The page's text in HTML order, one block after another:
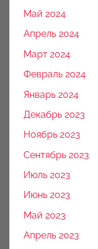
Май 2024
Апрель 2024
Март 2024
Февраль 2024
Январь 2024
Декабрь 2023
Ноябрь 2023
Сентябрь 2023
Июль 2023
Июнь 2023
Май 2023
Апрель 2023